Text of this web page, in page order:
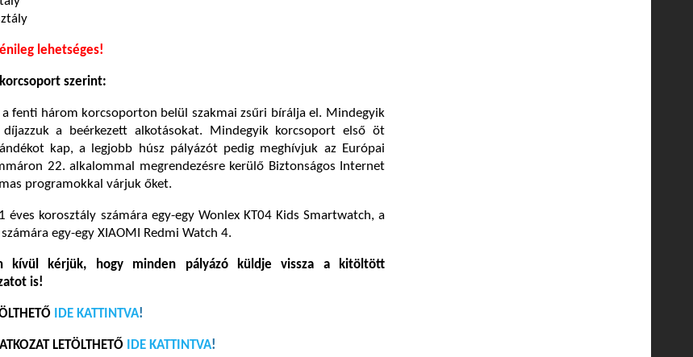
lehetséges!
szerint:
fenti három korcsoporton belül szakmai zsűri bírálja el. Mindegyik
a beérkezett alkotásokat. Mindegyik korcsoport első öt
kap, a legjobb húsz pályázót pedig meghívjuk az Európai
22. alkalommal megrendezésre kerülő Biztonságos Internet
programokkal várjuk őket.
éves korosztály számára egy-egy Wonlex KT04 Kids Smartwatch, a
egy-egy XIAOMI Redmi Watch 4.
kívül kérjük, hogy minden pályázó küldje vissza a kitöltött
is!
IDE KATTINTVA!
LETÖLTHETŐ IDE KATTINTVA!